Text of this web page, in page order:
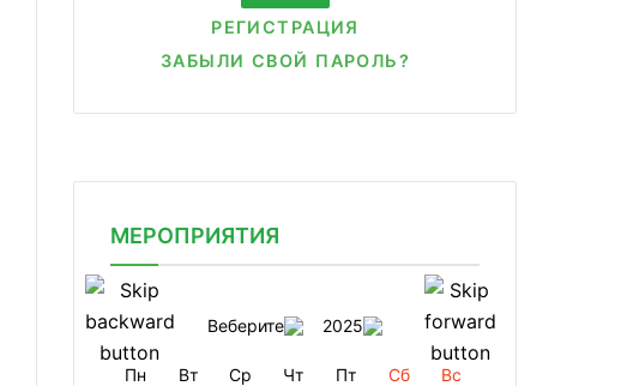
РЕГИСТРАЦИЯ
ЗАБЫЛИ СВОЙ ПАРОЛЬ?
МЕРОПРИЯТИЯ
Веберите 2025
Пн Вт Ср Чт Пт Сб Вс